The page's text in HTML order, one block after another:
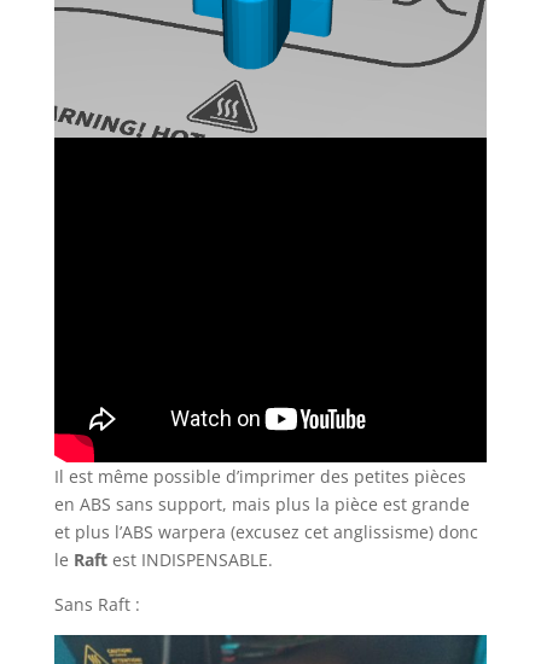
Il est même possible d’imprimer des petites pièces
en ABS sans support, mais plus la pièce est grande
et plus l’ABS warpera (excusez cet anglissisme) donc
le Raftest INDISPENSABLE.
Sans Raft :